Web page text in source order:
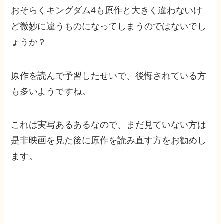
おそらくキングダム4も原作と大きく違わないけ
ど微妙に違うものになってしまうのではないでし
ょうか？
原作を読んで予習したせいで、後悔されている方
も多いようですね。
これは実写あるあるなので、まだ見ていない方は
是非映画を見た後に原作を読み直す方をお勧めし
ます。